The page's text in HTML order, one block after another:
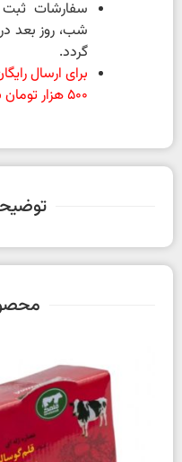
شب، روز بعد
گردد.
برای ارسال
500 هزار تومان باشد.